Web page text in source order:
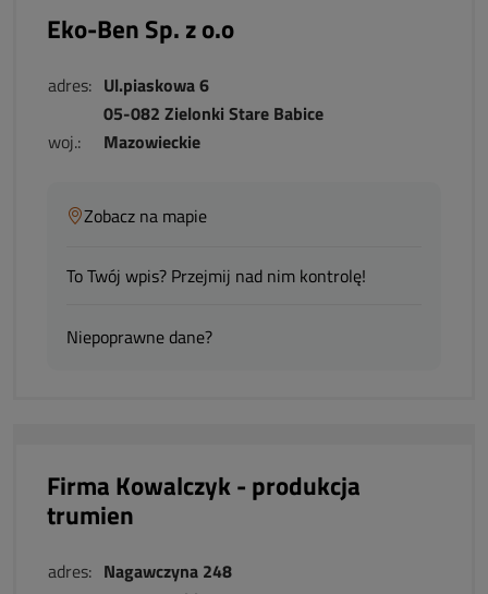
Eko-Ben Sp. z o.o
adres: Ul.piaskowa 6
05-082 Zielonki Stare Babice
woj.:
Mazowieckie
Zobacz na mapie
To Twój wpis? Przejmij nad nim kontrolę!
Niepoprawne dane?
Firma Kowalczyk - produkcja
trumien
adres: Nagawczyna 248